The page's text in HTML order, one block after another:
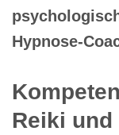
Hypnose-
Reiki